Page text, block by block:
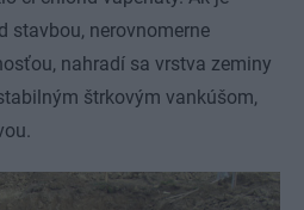
stavbou, nerovnomerne
nahradí sa vrstva zeminy
štrkovým vankúšom,